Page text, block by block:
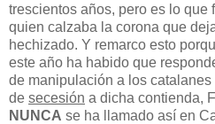
trescientos años, pero es lo que
quien calzaba la corona que
hechizado. Y remarco esto
este año ha habido que
de manipulación a los
de secesión a dicha contienda,
NUNCA se ha llamado así en